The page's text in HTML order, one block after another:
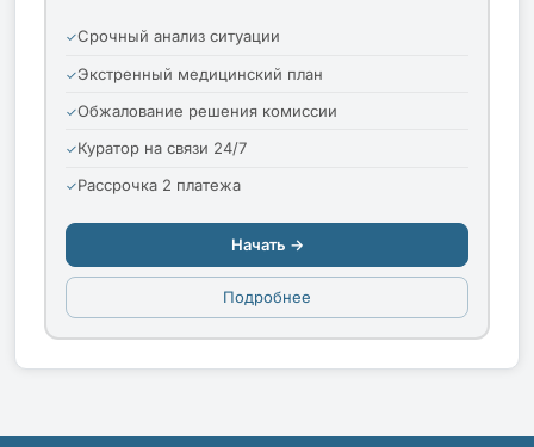
Срочный анализ ситуации
Экстренный медицинский план
Обжалование решения комиссии
Куратор на связи 24/7
Рассрочка 2 платежа
Начать →
Подробнее